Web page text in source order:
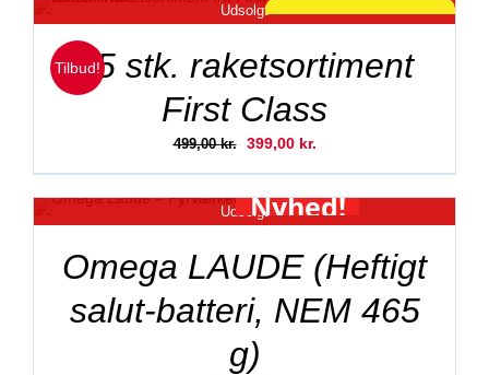
var:
er:
Udsolgt
Tilbud!15 stk. raketsortiment
First Class
499,00kr.
Den
var:
399,00 kr.
er:
UdsolgtNyhed!
Omega LAUDE (Heftigt
salut-batteri, NEM 465
g)